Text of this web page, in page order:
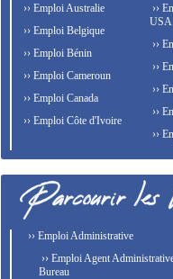
›› Emploi Australie
›› Emploi Belgique
›› Emploi Bénin
›› Emploi Cameroun
›› Emploi Canada
›› Emploi Côte d'Ivoire
››
USA
››
››
››
››
››
›› Emploi Administrative
›› Emploi Agent
Bureau